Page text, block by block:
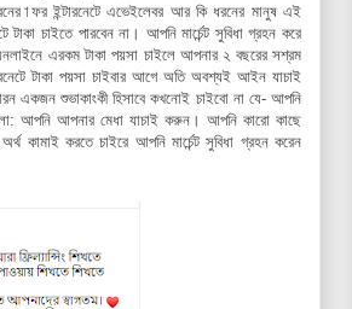
াফর ইন্টারনেটে এভেইলেবর আর কি ধরনের মানুষ এই
চাইতে পারবেন না। আপনি মার্চেন্ট সুবিধা গ্রহন করে
অনলাইনে এরকম টাকা পয়সা চাইলে আপনার ২ বছরের সশ্রম
টাকা পয়সা চাইবার আগে অতি অবশ্যই আইন যাচাই
একজন শুভাকাংকী হিসাবে কখনোই চাইবো না যে- আপনি
আপনি আপনার মেধা যাচাই করুন। আপনি কারো কাছে
কামাই করতে চাইরে আপনি মার্চেন্ট সুবিধা গ্রহন করেন